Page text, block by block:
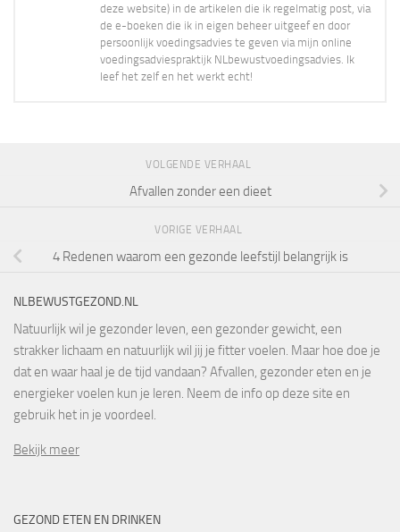
deze website) in de artikelen die ik regelmatig post, via
de e-boeken die ik in eigen beheer uitgeef en door
persoonlijk voedingsadvies te geven via mijn online
voedingsadviespraktijk NLbewustvoedingsadvies. Ik
leef het zelf en het werkt echt!
VOLGENDE VERHAAL
Afvallen zonder een dieet
VORIGE VERHAAL
4 Redenen waarom een gezonde leefstijl belangrijk is
NLBEWUSTGEZOND.NL
Natuurlijk wil je gezonder leven, een gezonder gewicht, een
strakker lichaam en natuurlijk wil jij je fitter voelen. Maar hoe doe je
dat en waar haal je de tijd vandaan? Afvallen, gezonder eten en je
energieker voelen kun je leren. Neem de info op deze site en
gebruik het in je voordeel.
Bekijk meer
GEZOND ETEN EN DRINKEN